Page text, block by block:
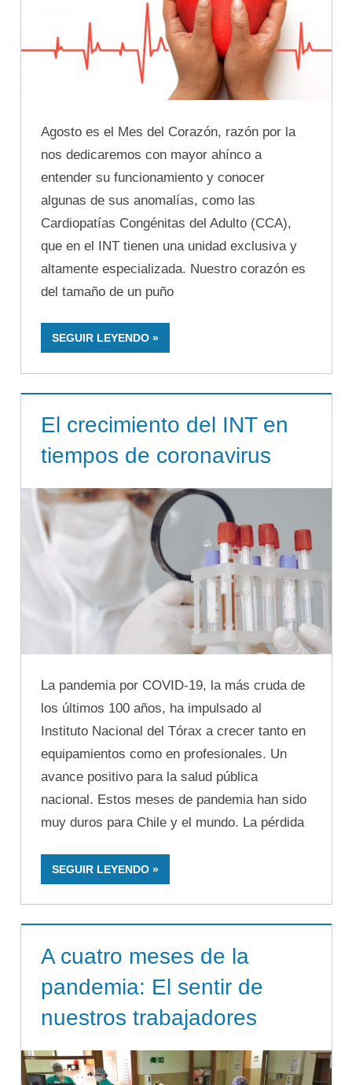
Agosto es el Mes del Corazón, razón por la
nos dedicaremos con mayor ahínco a
entender su funcionamiento y conocer
algunas de sus anomalías, como las
Cardiopatías Congénitas del Adulto (CCA),
que en el INT tienen una unidad exclusiva y
altamente especializada. Nuestro corazón es
del tamaño de un puño
SEGUIR LEYENDO
El crecimiento del INT en
tiempos de coronavirus
La pandemia por COVID-19, la más cruda de
los últimos 100 años, ha impulsado al
Instituto Nacional del Tórax a crecer tanto en
equipamientos como en profesionales. Un
avance positivo para la salud pública
nacional. Estos meses de pandemia han sido
muy duros para Chile y el mundo. La pérdida
SEGUIR LEYENDO
A cuatro meses de la
pandemia: El sentir de
nuestros trabajadores